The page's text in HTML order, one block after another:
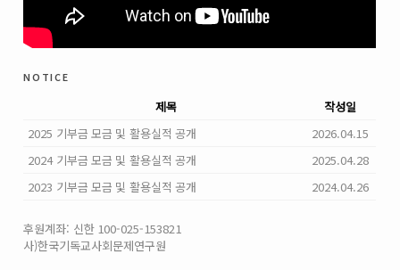
notice
제목
작성일
2025 기부금 모금 및 활용실적 공개
2026.04.15
2024 기부금 모금 및 활용실적 공개
2025.04.28
2023 기부금 모금 및 활용실적 공개
2024.04.26
후원계좌: 신한 100-025-153821
사)한국기독교사회문제연구원